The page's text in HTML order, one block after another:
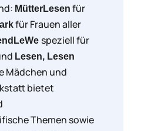
MütterLesen für
für Frauen aller
speziell für
Lesen, Lesen
Mädchen und
bietet
Themen sowie